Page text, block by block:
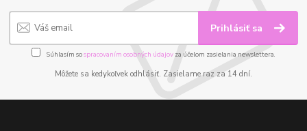
Prihlásiť sa
Súhlasím sospracovaním osobných údajov za účelom zasielania newslettera.
Môžete sa kedykoľvek odhlásiť. Zasielame raz za 14 dní.